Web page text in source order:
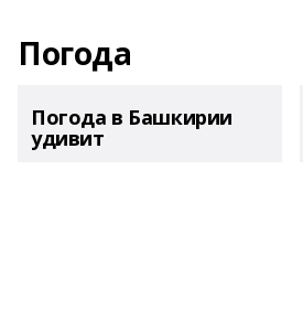
Погода
Погода в Башкирии
удивит